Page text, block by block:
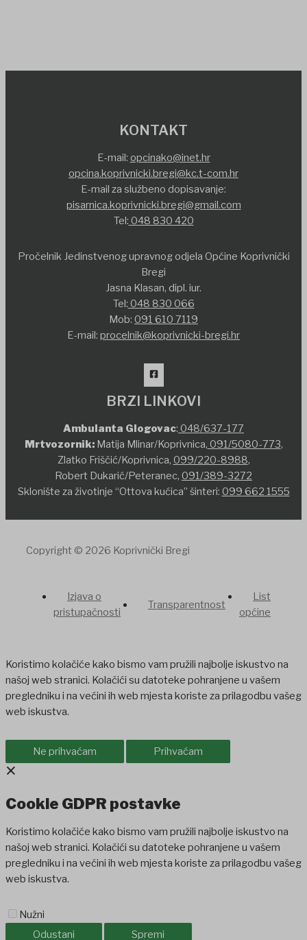
KONTAKT
E-mail: opcinako@inet.hr
opcina.koprivnicki.bregi@kc.t-com.hr
E-mail za službeno dopisavanje:
pisarnica.koprivnicki.bregi@gmail.com
Tel: 048 830 420
Pročelnik Jedinstvenog upravnog odjela Općine Koprivnički
Bregi
Jasna Klasan, dipl. iur.
Tel: 048 830 066
Mob: 091 610 7119
E-mail: procelnik@koprivnicki-bregi.hr
BRZI LINKOVI
Ambulanta Glogovac: 048/637-177
Mrtvozornik:Matija Mlinar/Koprivnica, 091/5080-773,
Zlatko Friščić/Koprivnica, 099/220-8988,
Robert Dukarić/Peteranec, 091/389-3272
Sklonište za životinje “Ottova kućica” šinteri: 099 662 1555
Copyright © 2026 Koprivnički Bregi
Izjava o
pristupačnosti
Transparentnost
List
općine
Koristimo kolačiće kako bismo vam pružili najbolje iskustvo na
našoj web stranici. Kolačići su datoteke pohranjene u vašem
pregledniku i na većini ih web mjesta koriste za prilagodbu vašeg
web iskustva.
Ne prihvaćam Prihvaćam
×
Cookie GDPR postavke
Koristimo kolačiće kako bismo vam pružili najbolje iskustvo na
našoj web stranici. Kolačići su datoteke pohranjene u vašem
pregledniku i na većini ih web mjesta koriste za prilagodbu vašeg
web iskustva.
Nužni
Odustani
Spremi